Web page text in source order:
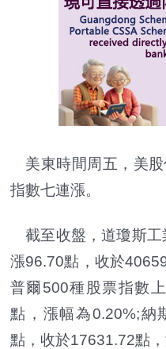
美東時間周五，美股
指數七連漲。
截至收盤，道瓊斯工
漲96.70點，收於
普爾500種股票指數
點，漲幅為0.20%;納
點，收於17631.72點，